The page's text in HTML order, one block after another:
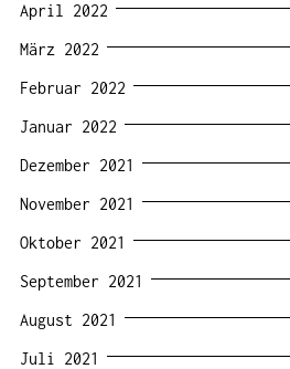
April 2022
März 2022
Februar 2022
Januar 2022
Dezember 2021
November 2021
Oktober 2021
September 2021
August 2021
Juli 2021